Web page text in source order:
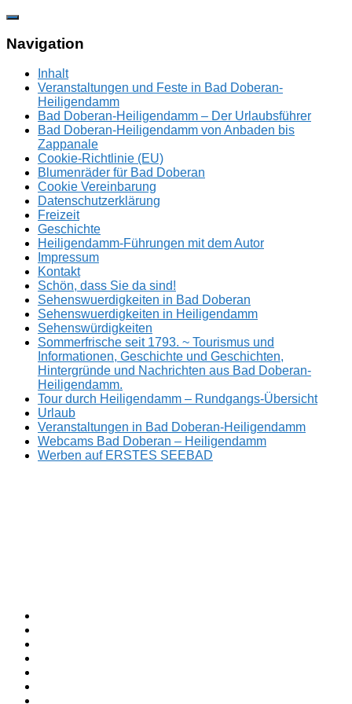
Zum
springen
Navigation
Inhalt
Veranstaltungen und Feste in Bad Doberan-
Heiligendamm
Bad Doberan-Heiligendamm – Der Urlaubsführer
Bad Doberan-Heiligendamm von Anbaden bis
Zappanale
Cookie-Richtlinie (EU)
Blumenräder für Bad Doberan
Cookie Vereinbarung
Datenschutzerklärung
Freizeit
Geschichte
Heiligendamm-Führungen mit dem Autor
Impressum
Kontakt
Schön, dass Sie da sind!
Sehenswuerdigkeiten in Bad Doberan
Sehenswuerdigkeiten in Heiligendamm
Sehenswürdigkeiten
Sommerfrische seit 1793. ~ Tourismus und
Informationen, Geschichte und Geschichten,
Hintergründe und Nachrichten aus Bad Doberan-
Heiligendamm.
Tour durch Heiligendamm – Rundgangs-Übersicht
Urlaub
Veranstaltungen in Bad Doberan-Heiligendamm
Webcams Bad Doberan – Heiligendamm
Werben auf ERSTES SEEBAD
ERSTES
SEEBAD
Sommerfrische
seit
1793.